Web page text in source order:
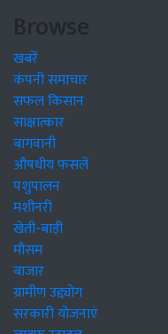
Browse
खबरें
कंपनी समाचार
सफल किसान
साक्षात्कार
बागवानी
औषधीय फसलें
पशुपालन
मशीनरी
खेती-बाड़ी
मौसम
बाजार
ग्रामीण उद्द्योग
सरकारी योजनाएं